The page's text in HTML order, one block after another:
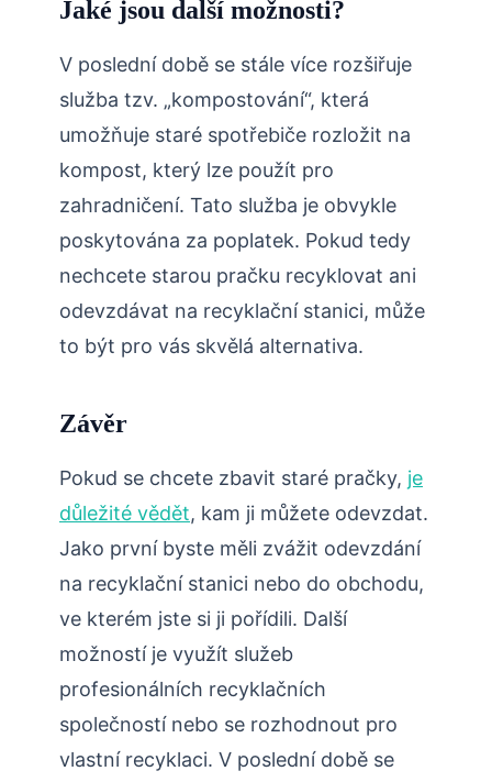
Jaké jsou další možnosti?
V poslední době se stále více rozšiřuje
služba tzv. „kompostování“, která
umožňuje staré spotřebiče rozložit na
kompost, který lze použít pro
zahradničení. Tato služba je obvykle
poskytována za poplatek. Pokud tedy
nechcete starou pračku recyklovat ani
odevzdávat na recyklační stanici, může
to být pro vás skvělá alternativa.
Závěr
Pokud se chcete zbavit staré pračky, je
důležité vědět, kam ji můžete odevzdat.
Jako první byste měli zvážit odevzdání
na recyklační stanici nebo do obchodu,
ve kterém jste si ji pořídili. Další
možností je využít služeb
profesionálních recyklačních
společností nebo se rozhodnout pro
vlastní recyklaci. V poslední době se